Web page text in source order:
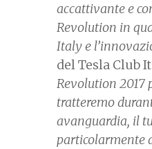
accattivante e
Revolution in
Italy e
del Tesla Club
Revolution 2017
tratteremo
avanguardia, il
particolarmente